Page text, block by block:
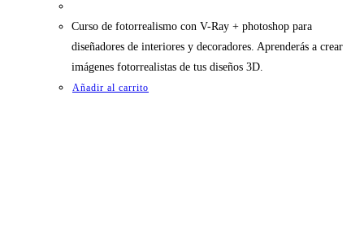
Curso de fotorrealismo con V-Ray + photoshop para
diseñadores de interiores y decoradores. Aprenderás a crear
imágenes fotorrealistas de tus diseños 3D.
Añadir al carrito